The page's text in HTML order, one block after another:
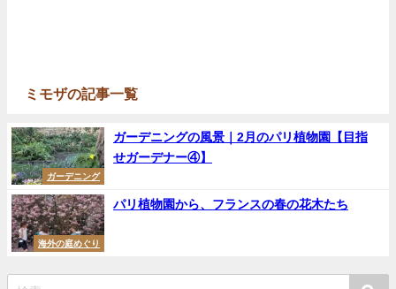
ミモザの記事一覧
ガーデニング
ガーデニングの風景｜2月のパリ植物園【目指
せガーデナー④】
海外の庭めぐり
パリ植物園から、フランスの春の花木たち